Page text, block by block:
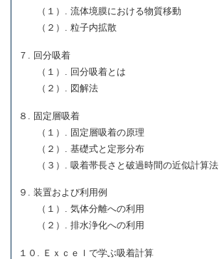
（１）. 流体境膜における物質移動
（２）. 粒子内拡散
７. 回分吸着
（１）. 回分吸着とは
（２）. 図解法
８. 固定層吸着
（１）. 固定層吸着の原理
（２）. 基礎式と定形分布
（３）. 吸着帯長さと破過時間の近似計算法
９. 装置および利用例
（１）. 気体分離への利用
（２）. 排水浄化への利用
１０. Ｅｘｃｅｌで学ぶ吸着計算